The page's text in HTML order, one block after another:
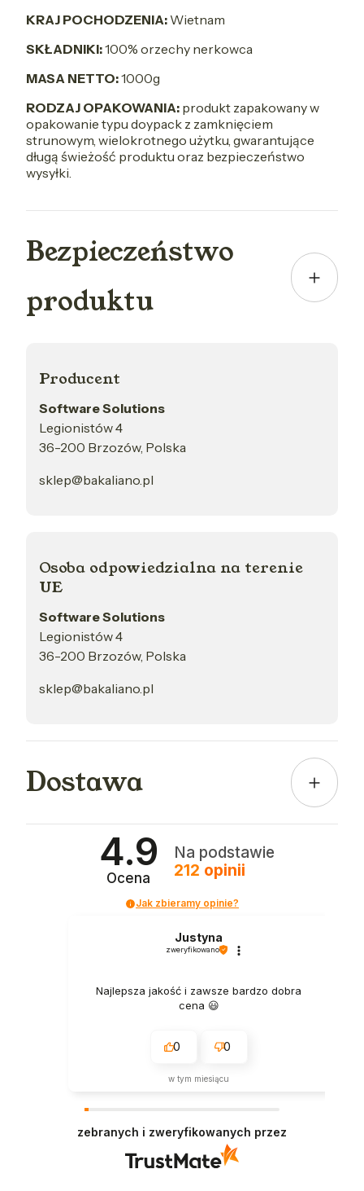
KRAJ POCHODZENIA: Wietnam
SKŁADNIKI:100% orzechy nerkowca
MASA NETTO:1000g
RODZAJ OPAKOWANIA: produkt zapakowany w
opakowanie typu doypack z zamknięciem
strunowym, wielokrotnego użytku, gwarantujące
długą świeżość produktu oraz bezpieczeństwo
wysyłki.
Bezpieczeństwo
produktu
Producent
Software Solutions
Legionistów 4
36-200 Brzozów, Polska
sklep@bakaliano.pl
Osoba odpowiedzialna na terenie
UE
Software Solutions
Legionistów 4
36-200 Brzozów, Polska
sklep@bakaliano.pl
Dostawa
4.9
Ocena
Na podstawie
212 opinii
Jak zbieramy opinie?
Justyna
zweryfikowano
Najlepsza jakość i zawsze bardzo dobra
cena 😃
0 0
w tym miesiącu
zebranych i zweryfikowanych przez